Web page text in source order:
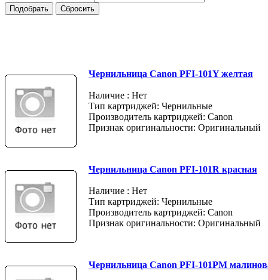
Чернильница Canon PFI-101Y желтая
Наличие : Нет
Тип картриджей: Чернильные
Производитель картриджей: Canon
Признак оригинальности: Оригинальный
Чернильница Canon PFI-101R красная
Наличие : Нет
Тип картриджей: Чернильные
Производитель картриджей: Canon
Признак оригинальности: Оригинальный
Чернильница Canon PFI-101PM